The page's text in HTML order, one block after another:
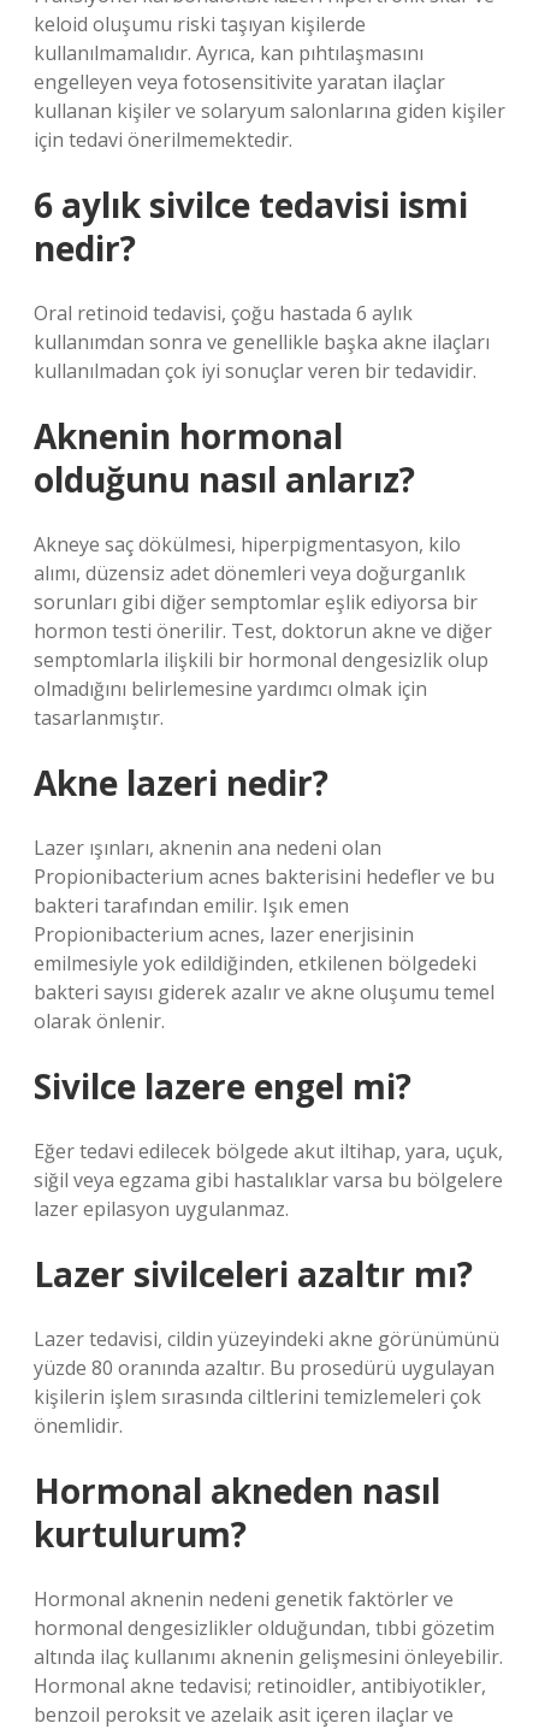
keloid oluşumu riski taşıyan kişilerde
kullanılmamalıdır. Ayrıca, kan pıhtılaşmasını
engelleyen veya fotosensitivite yaratan ilaçlar
kullanan kişiler ve solaryum salonlarına giden kişiler
için tedavi önerilmemektedir.
6 aylık sivilce tedavisi ismi
nedir?
Oral retinoid tedavisi, çoğu hastada 6 aylık
kullanımdan sonra ve genellikle başka akne ilaçları
kullanılmadan çok iyi sonuçlar veren bir tedavidir.
Aknenin hormonal
olduğunu nasıl anlarız?
Akneye saç dökülmesi, hiperpigmentasyon, kilo
alımı, düzensiz adet dönemleri veya doğurganlık
sorunları gibi diğer semptomlar eşlik ediyorsa bir
hormon testi önerilir. Test, doktorun akne ve diğer
semptomlarla ilişkili bir hormonal dengesizlik olup
olmadığını belirlemesine yardımcı olmak için
tasarlanmıştır.
Akne lazeri nedir?
Lazer ışınları, aknenin ana nedeni olan
Propionibacterium acnes bakterisini hedefler ve bu
bakteri tarafından emilir. Işık emen
Propionibacterium acnes, lazer enerjisinin
emilmesiyle yok edildiğinden, etkilenen bölgedeki
bakteri sayısı giderek azalır ve akne oluşumu temel
olarak önlenir.
Sivilce lazere engel mi?
Eğer tedavi edilecek bölgede akut iltihap, yara, uçuk,
siğil veya egzama gibi hastalıklar varsa bu bölgelere
lazer epilasyon uygulanmaz.
Lazer sivilceleri azaltır mı?
Lazer tedavisi, cildin yüzeyindeki akne görünümünü
yüzde 80 oranında azaltır. Bu prosedürü uygulayan
kişilerin işlem sırasında ciltlerini temizlemeleri çok
önemlidir.
Hormonal akneden nasıl
kurtulurum?
Hormonal aknenin nedeni genetik faktörler ve
hormonal dengesizlikler olduğundan, tıbbi gözetim
altında ilaç kullanımı aknenin gelişmesini önleyebilir.
Hormonal akne tedavisi; retinoidler, antibiyotikler,
benzoil peroksit ve azelaik asit içeren ilaçlar ve